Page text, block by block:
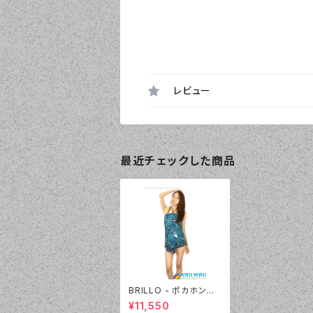
レビュー
最近チェックした商品
BRILLO - ポカホンタ
ス パレオセット（4302
¥11,550